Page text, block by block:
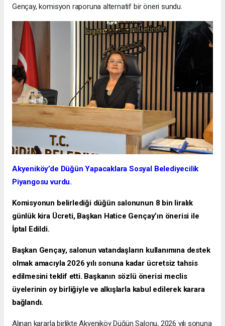
Gençay, komisyon raporuna alternatif bir öneri sundu.
Akyeniköy’de Düğün Yapacaklara Sosyal Belediyecilik
Piyangosu vurdu.
Komisyonun belirlediği düğün salonunun 8 bin liralık
günlük kira Ücreti, Başkan Hatice Gençay’ın önerisi ile
İptal Edildi.
Başkan Gençay, salonun vatandaşların kullanımına destek
olmak amacıyla 2026 yılı sonuna kadar ücretsiz tahsis
edilmesini teklif etti. Başkanın sözlü önerisi meclis
üyelerinin oy birliğiyle ve alkışlarla kabul edilerek karara
bağlandı.
Alınan kararla birlikte Akyeniköy Düğün Salonu, 2026 yılı sonuna